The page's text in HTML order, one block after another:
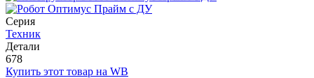
Серия
Техник
Детали
678
Купить этот товар на WB